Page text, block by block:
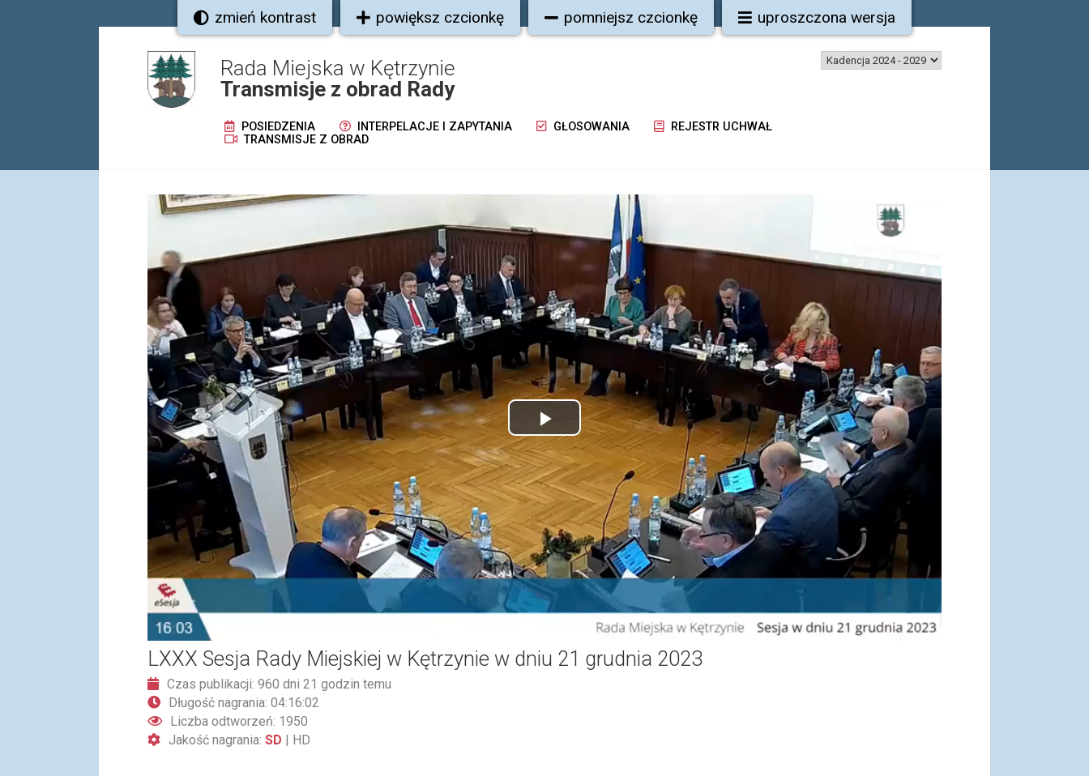
zmień kontrast powiększ czcionkę pomniejsz czcionkę uproszczona wersja
Rada Miejska w Kętrzynie
Transmisje z obrad Rady
POSIEDZENIA INTERPELACJE I ZAPYTANIA GŁOSOWANIA
REJESTR UCHWAŁ
TRANSMISJE Z OBRAD
Play
Video
LXXX Sesja Rady Miejskiej w Kętrzynie w dniu 21 grudnia 2023
Czas publikacji: 960 dni 21 godzin temu
Długość nagrania: 04:16:02
Liczba odtworzeń: 1950
Jakość nagrania: SD HD